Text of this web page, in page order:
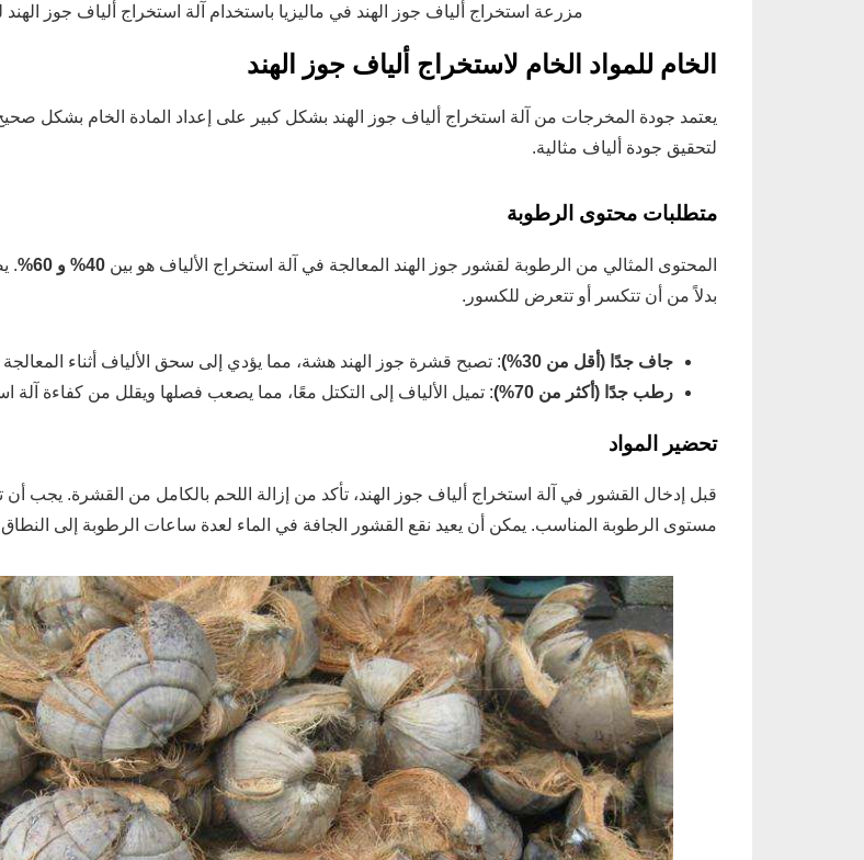
مزرعة استخراج ألياف جوز الهند في ماليزيا باستخدام آلة استخراج ألياف جوز الهند
الخام للمواد الخام لاستخراج ألياف جوز الهند
يعتمد جودة المخرجات من آلة استخراج ألياف جوز الهند بشكل كبير على إعداد المادة الخام بشكل
لتحقيق جودة ألياف مثالية.
متطلبات محتوى الرطوبة
المحتوى المثالي من الرطوبة لقشور جوز الهند المعالجة في آلة استخراج الألياف هو بين 40% و 60%
.
بدلاً من أن تتكسر أو تتعرض للكسور.
جاف جدًا (أقل من 30%)
: تصبح قشرة جوز الهند هشة، مما يؤدي إلى سحق الألياف أثناء
رطب جدًا (أكثر من 70%)
: تميل الألياف إلى التكتل معًا، مما يصعب فصلها ويقلل من كفاءة آلة
تحضير المواد
قبل إدخال القشور في آلة استخراج ألياف جوز الهند، تأكد من إزالة اللحم بالكامل من القشرة.
مستوى الرطوبة المناسب. يمكن أن يعيد نقع القشور الجافة في الماء لعدة ساعات الرطوبة إلى النطاق